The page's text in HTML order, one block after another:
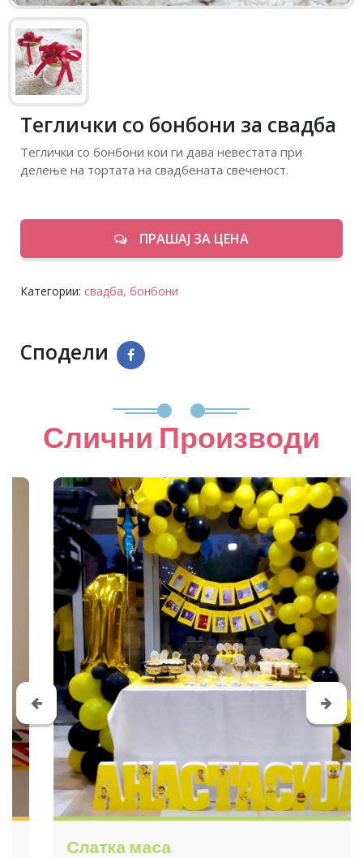
Теглички со бонбони за свадба
Теглички со бонбони кои ги дава невестата при
делење на тортата на свадбената свеченост.
ПРАШАЈ ЗА ЦЕНА
Категории: свадба,бонбони
Сподели
Слични Производи
Слатка маса